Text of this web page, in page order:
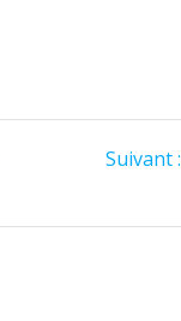
Suivant :